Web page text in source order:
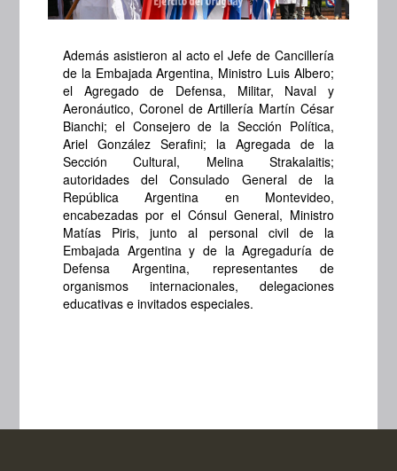
Además asistieron al acto el Jefe de Cancillería
de la Embajada Argentina, Ministro Luis Albero;
el Agregado de Defensa, Militar, Naval y
Aeronáutico, Coronel de Artillería Martín César
Bianchi; el Consejero de la Sección Política,
Ariel González Serafini; la Agregada de la
Sección Cultural, Melina Strakalaitis;
autoridades del Consulado General de la
República Argentina en Montevideo,
encabezadas por el Cónsul General, Ministro
Matías Piris, junto al personal civil de la
Embajada Argentina y de la Agregaduría de
Defensa Argentina, representantes de
organismos internacionales, delegaciones
educativas e invitados especiales.